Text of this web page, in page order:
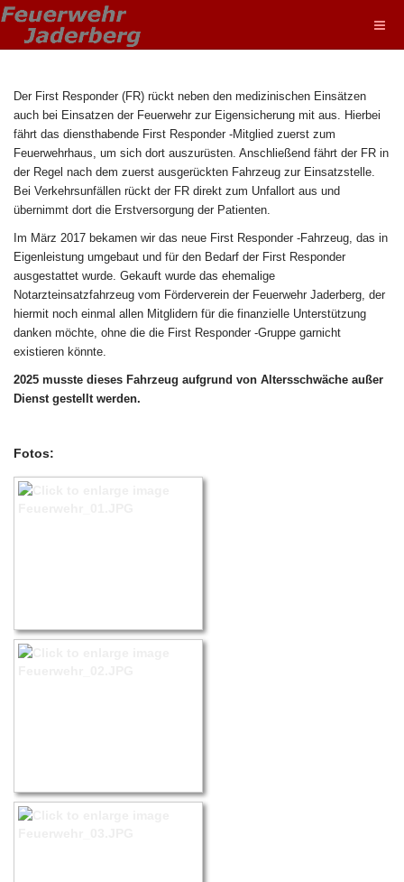
Der First Responder (FR) rückt neben den medizinischen Einsätzen
auch bei Einsatzen der Feuerwehr zur Eigensicherung mit aus. Hierbei
fährt das diensthabende First Responder -Mitglied zuerst zum
Feuerwehrhaus, um sich dort auszurüsten. Anschließend fährt der FR in
der Regel nach dem zuerst ausgerückten Fahrzeug zur Einsatzstelle.
Bei Verkehrsunfällen rückt der FR direkt zum Unfallort aus und
übernimmt dort die Erstversorgung der Patienten.
Im März 2017 bekamen wir das neue First Responder -Fahrzeug, das in
Eigenleistung umgebaut und für den Bedarf der First Responder
ausgestattet wurde. Gekauft wurde das ehemalige
Notarzteinsatzfahrzeug vom Förderverein der Feuerwehr Jaderberg, der
hiermit noch einmal allen Mitglidern für die finanzielle Unterstützung
danken möchte, ohne die die First Responder -Gruppe garnicht
existieren könnte.
2025 musste dieses Fahrzeug aufgrund von Altersschwäche außer
Dienst gestellt werden.
Fotos: